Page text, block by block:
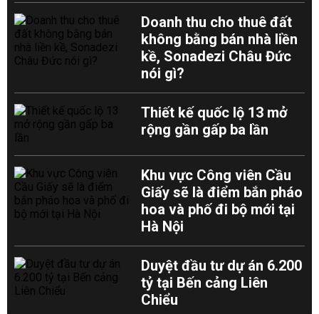
Doanh thu cho thuê đất
không bằng bán nhà liền
kề, Sonadezi Châu Đức
nói gì?
Thiết kế quốc lộ 13 mở
rộng gần gấp ba lần
Khu vực Công viên Cầu
Giấy sẽ là điểm bắn pháo
hoa và phố đi bộ mới tại
Hà Nội
Duyệt đầu tư dự án 6.200
tỷ tại Bến cảng Liên
Chiểu